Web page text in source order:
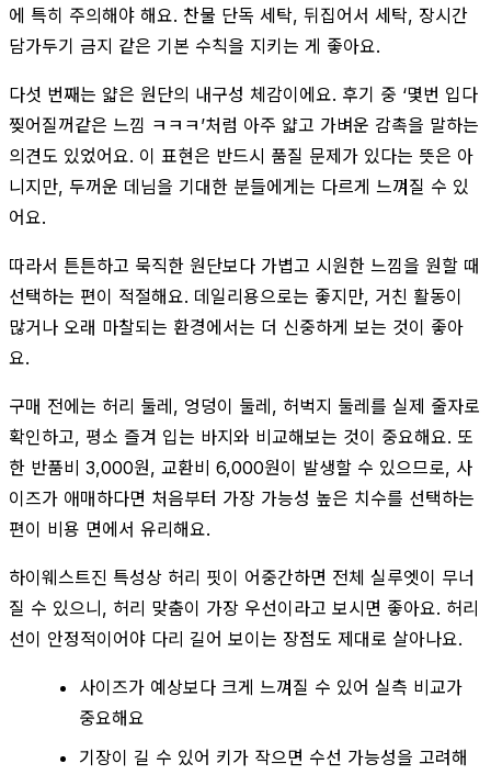
에 특히 주의해야 해요. 찬물 단독 세탁, 뒤집어서 세탁, 장시간
담가두기 금지 같은 기본 수칙을 지키는 게 좋아요.
다섯 번째는 얇은 원단의 내구성 체감이에요. 후기 중 ‘몇번 입다
찢어질꺼같은 느낌 ㅋㅋㅋ’처럼 아주 얇고 가벼운 감촉을 말하는
의견도 있었어요. 이 표현은 반드시 품질 문제가 있다는 뜻은 아
니지만, 두꺼운 데님을 기대한 분들에게는 다르게 느껴질 수 있
어요.
따라서 튼튼하고 묵직한 원단보다 가볍고 시원한 느낌을 원할 때
선택하는 편이 적절해요. 데일리용으로는 좋지만, 거친 활동이
많거나 오래 마찰되는 환경에서는 더 신중하게 보는 것이 좋아
요.
구매 전에는 허리 둘레, 엉덩이 둘레, 허벅지 둘레를 실제 줄자로
확인하고, 평소 즐겨 입는 바지와 비교해보는 것이 중요해요. 또
한 반품비 3,000원, 교환비 6,000원이 발생할 수 있으므로, 사
이즈가 애매하다면 처음부터 가장 가능성 높은 치수를 선택하는
편이 비용 면에서 유리해요.
하이웨스트진 특성상 허리 핏이 어중간하면 전체 실루엣이 무너
질 수 있으니, 허리 맞춤이 가장 우선이라고 보시면 좋아요. 허리
선이 안정적이어야 다리 길어 보이는 장점도 제대로 살아나요.
사이즈가 예상보다 크게 느껴질 수 있어 실측 비교가
중요해요
기장이 길 수 있어 키가 작으면 수선 가능성을 고려해